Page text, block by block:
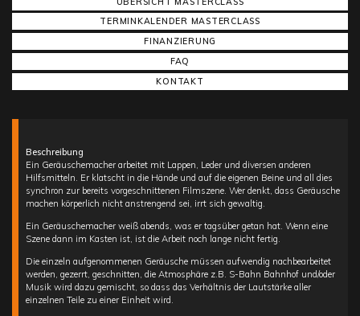
TERMINKALENDER MASTERCLASS
FINANZIERUNG
FAQ
KONTAKT
Beschreibung
Ein Geräuschemacher arbeitet mit Lappen, Leder und diversen anderen
Hilfsmitteln. Er klatscht in die Hände und auf die eigenen Beine und all dies
synchron zur bereits vorgeschnittenen Filmszene. Wer denkt, dass Geräusche
machen körperlich nicht anstrengend sei, irrt sich gewaltig.
Ein Geräuschemacher weiß abends, was er tagsüber getan hat. Wenn eine
Szene dann im Kasten ist, ist die Arbeit noch lange nicht fertig.
Die einzeln aufgenommenen Geräusche müssen aufwendig nachbearbeitet
werden, gezerrt, geschnitten, die Atmosphäre z.B. S-Bahn Bahnhof und/oder
Musik wird dazu gemischt, so dass das Verhältnis der Lautstärke aller
einzelnen Teile zu einer Einheit wird.